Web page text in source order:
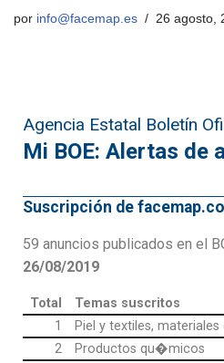
por info@facemap.es 26 agosto,
Agencia Estatal Boletín
Mi BOE: Alertas de
Suscripción de
59 anuncios publicados en el
26/08/2019
Total
Temas suscritos
1
Piel y textiles,
2
Productos qu�micos